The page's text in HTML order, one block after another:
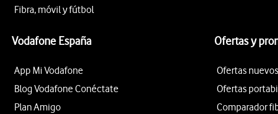
Fibra, móvil y fútbol
Vodafone España
App Mi Vodafone
Blog Vodafone Conéctate
Plan Amigo
Ofertas y
Ofertas
Ofertas
Comparador